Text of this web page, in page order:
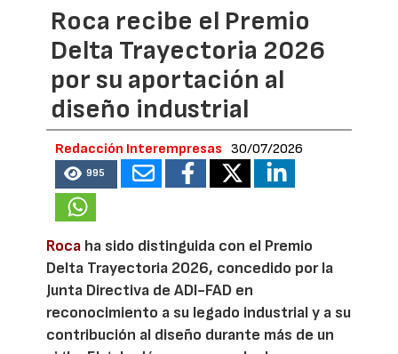
Roca recibe el Premio
Delta Trayectoria 2026
por su aportación al
diseño industrial
Redacción Interempresas 30/07/2026
995
Roca ha sido distinguida con el Premio
Delta Trayectoria 2026, concedido por la
Junta Directiva de ADI-FAD en
reconocimiento a su legado industrial y a su
contribución al diseño durante más de un